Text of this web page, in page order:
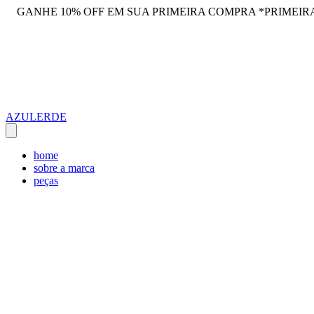
GANHE 10% OFF EM SUA PRIMEIRA COMPRA
AZULERDE
home
sobre a marca
peças